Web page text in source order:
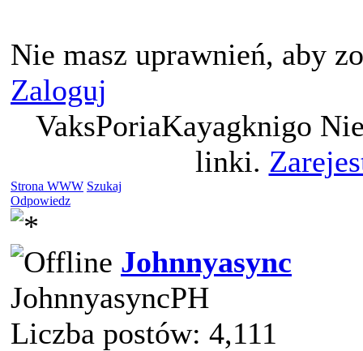
Nie masz uprawnień, aby
Zaloguj
VaksPoriaKayagknigo
linki.
Strona WWW Szukaj
Odpowiedz
Johnnyasync
JohnnyasyncPH
Liczba postów: 4,111